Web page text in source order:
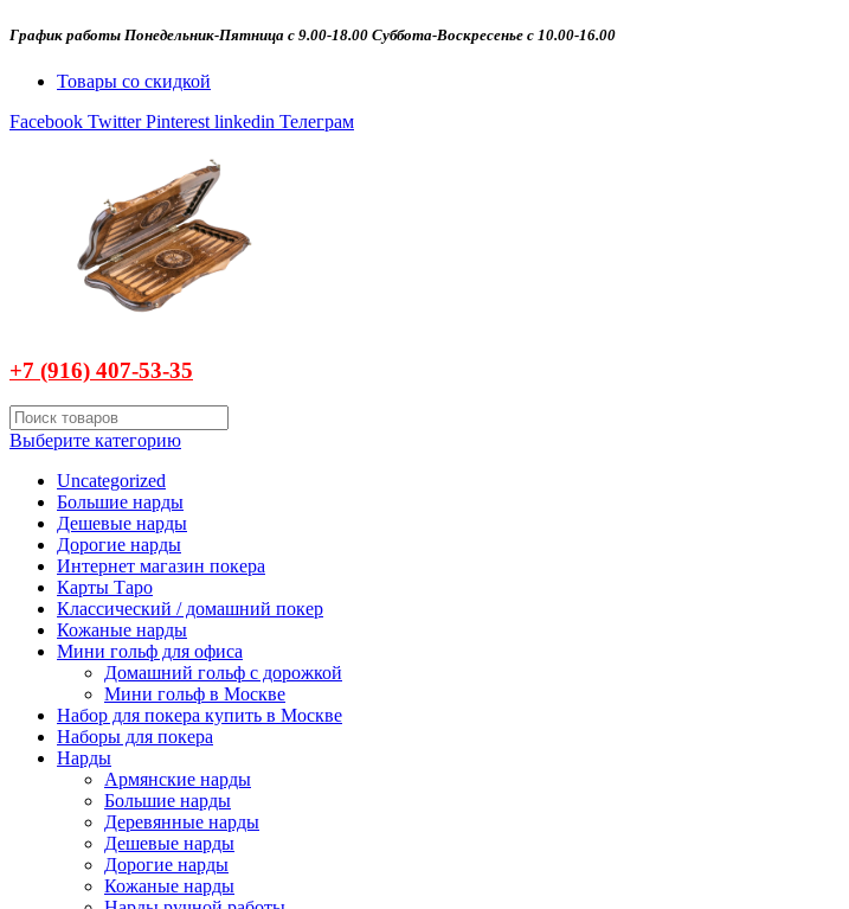
График работы Понедельник-Пятница с 9.00-18.00 Суббота-Воскресенье с 10.00-16.00
Товары со скидкой
Facebook Twitter Pinterest linkedin Телеграм
+7 (916) 407-53-35
Выберите категорию
Uncategorized
Большие нарды
Дешевые нарды
Дорогие нарды
Интернет магазин покера
Карты Таро
Классический / домашний покер
Кожаные нарды
Мини гольф для офиса
Домашний гольф с дорожкой
Мини гольф в Москве
Набор для покера купить в Москве
Наборы для покера
Нарды
Армянские нарды
Большие нарды
Деревянные нарды
Дешевые нарды
Дорогие нарды
Кожаные нарды